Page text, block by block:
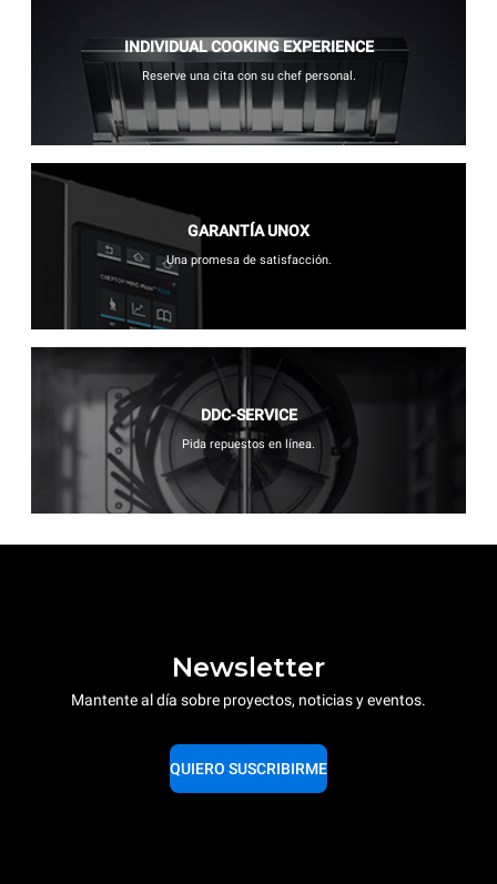
INDIVIDUAL COOKING EXPERIENCE
Reserve una cita con su chef personal.
GARANTÍA UNOX
Una promesa de satisfacción.
DDC-SERVICE
Pida repuestos en línea.
Newsletter
Mantente al día sobre proyectos, noticias y eventos.
QUIERO SUSCRIBIRME